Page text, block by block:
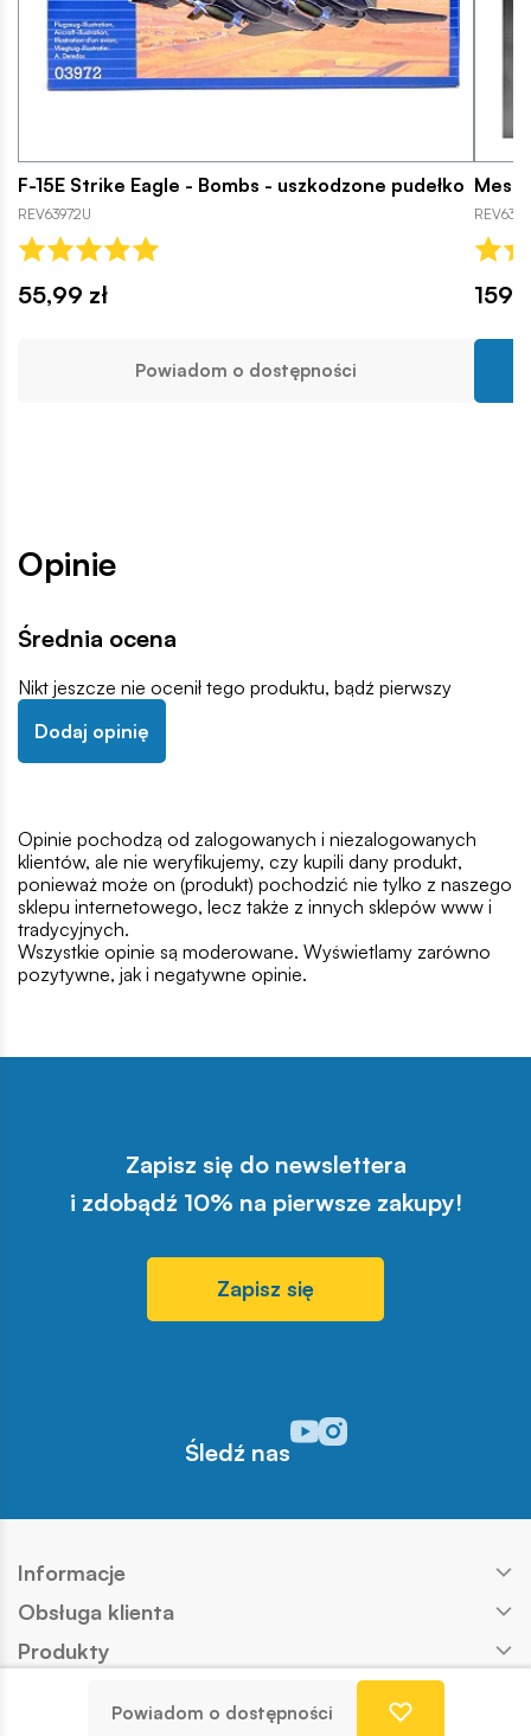
Powiadom o dostępności
F-15E Strike Eagle - Bombs - uszkodzone pudełko
REV63972U
55,99 zł
Powiadom o dostępności
Opinie
Średnia ocena
Nikt jeszcze nie ocenił tego produktu, bądź pierwszy
Dodaj opinię
Opinie pochodzą od zalogowanych i niezalogowanych
klientów, ale nie weryfikujemy, czy kupili dany produkt,
ponieważ może on (produkt) pochodzić nie tylko z naszego
sklepu internetowego, lecz także z innych sklepów www i
tradycyjnych.
Wszystkie opinie są moderowane. Wyświetlamy zarówno
pozytywne, jak i negatywne opinie.
Zapisz się do newslettera
i zdobądź 10% na pierwsze zakupy!
Zapisz się
Śledź nas
Odwiedź nasz profil w
Odwiedź nasz profil w
Informacje
Obsługa klienta
Produkty
Nasze marki